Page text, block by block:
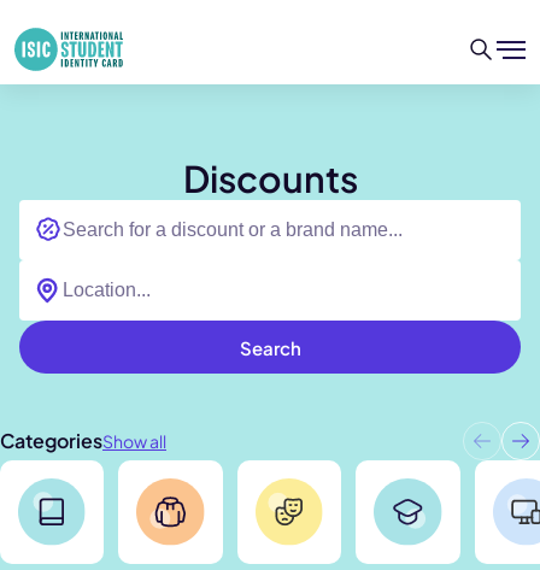
Discounts
Search
CategoriesShow all